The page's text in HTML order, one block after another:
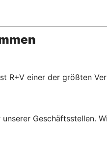
R+V einer der größten
Geschäftsstellen.